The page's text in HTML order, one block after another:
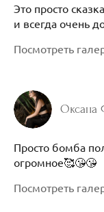
Это просто
и всегда очень
Посмотреть
Оксана
Просто бомба
огромное🥰😘😘
Посмотреть